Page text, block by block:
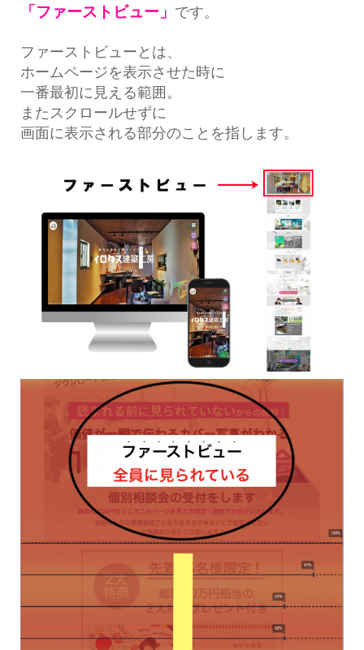
「ファーストビュー」 です。
ファーストビューとは、
ホームページを表示させた時に
一番最初に見える範囲。
またスクロールせずに
画面に表示される部分のことを指します。